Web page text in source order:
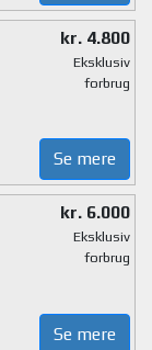
kr. 4.800
Eksklusiv
forbrug
Se mere
kr. 6.000
Eksklusiv
forbrug
Se mere